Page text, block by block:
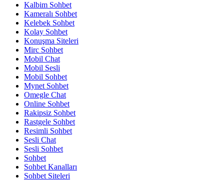
Kalbim Sohbet
Kameralı Sohbet
Kelebek Sohbet
Kolay Sohbet
Konuşma Siteleri
Mirc Sohbet
Mobil Chat
Mobil Sesli
Mobil Sohbet
Mynet Sohbet
Omegle Chat
Online Sohbet
Rakipsiz Sohbet
Rastgele Sohbet
Resimli Sohbet
Sesli Chat
Sesli Sohbet
Sohbet
Sohbet Kanalları
Sohbet Siteleri